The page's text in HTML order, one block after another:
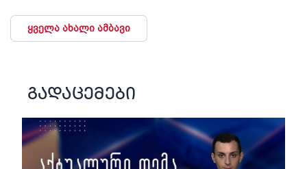
ყველა ახალი ამბავი
გადაცემები